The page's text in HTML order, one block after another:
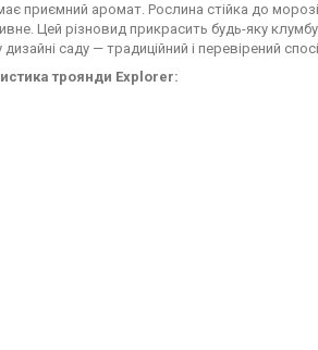
приємний аромат. Рослина стійка до
Цей різновид прикрасить будь-яку
саду — традиційний і перевірений
троянди Explorer: